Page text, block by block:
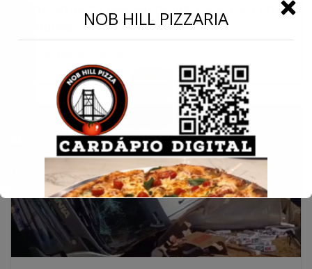
cruzamento das avenidas T-4 e T-63 em
NOB HILL PIZZARIA